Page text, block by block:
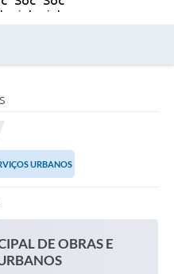
Saúde
URBANOS
DE OBRAS E